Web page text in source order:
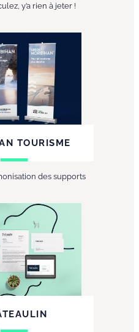
y’a rien à jeter !
TOURISME
des supports